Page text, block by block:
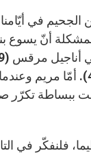
الجحيم في
أنّ يسوع
(13 : 42 – 50 و25 : 41). أمّا
ببساطة تكرّر
فلنفكّر في